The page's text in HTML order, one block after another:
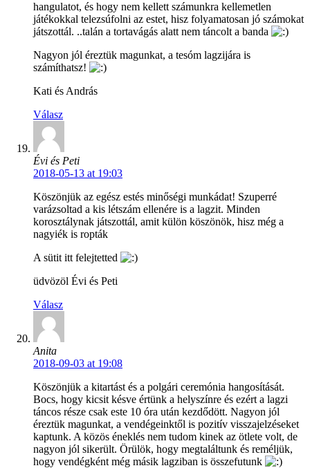
hangulatot, és hogy nem kellett számunkra kellemetlen
játékokkal telezsúfolni az estet, hisz folyamatosan jó számokat
játszottál. ..talán a tortavágás alatt nem táncolt a banda
Nagyon jól éreztük magunkat, a tesóm lagzijára is
számíthatsz!
Kati és András
Válasz
Évi és Peti
2018-05-13 at 19:03
Köszönjük az egész estés minőségi munkádat! Szuperré
varázsoltad a kis létszám ellenére is a lagzit. Minden
korosztálynak játszottál, amit külön köszönök, hisz még a
nagyiék is ropták
A sütit itt felejtetted
üdvözöl Évi és Peti
Válasz
Anita
2018-09-03 at 19:08
Köszönjük a kitartást és a polgári ceremónia hangosítását.
Bocs, hogy kicsit késve értünk a helyszínre és ezért a lagzi
táncos része csak este 10 óra után kezdődött. Nagyon jól
éreztük magunkat, a vendégeinktől is pozitív visszajelzéseket
kaptunk. A közös éneklés nem tudom kinek az ötlete volt, de
nagyon jól sikerült. Örülök, hogy megtaláltunk és reméljük,
hogy vendégként még másik lagziban is összefutunk